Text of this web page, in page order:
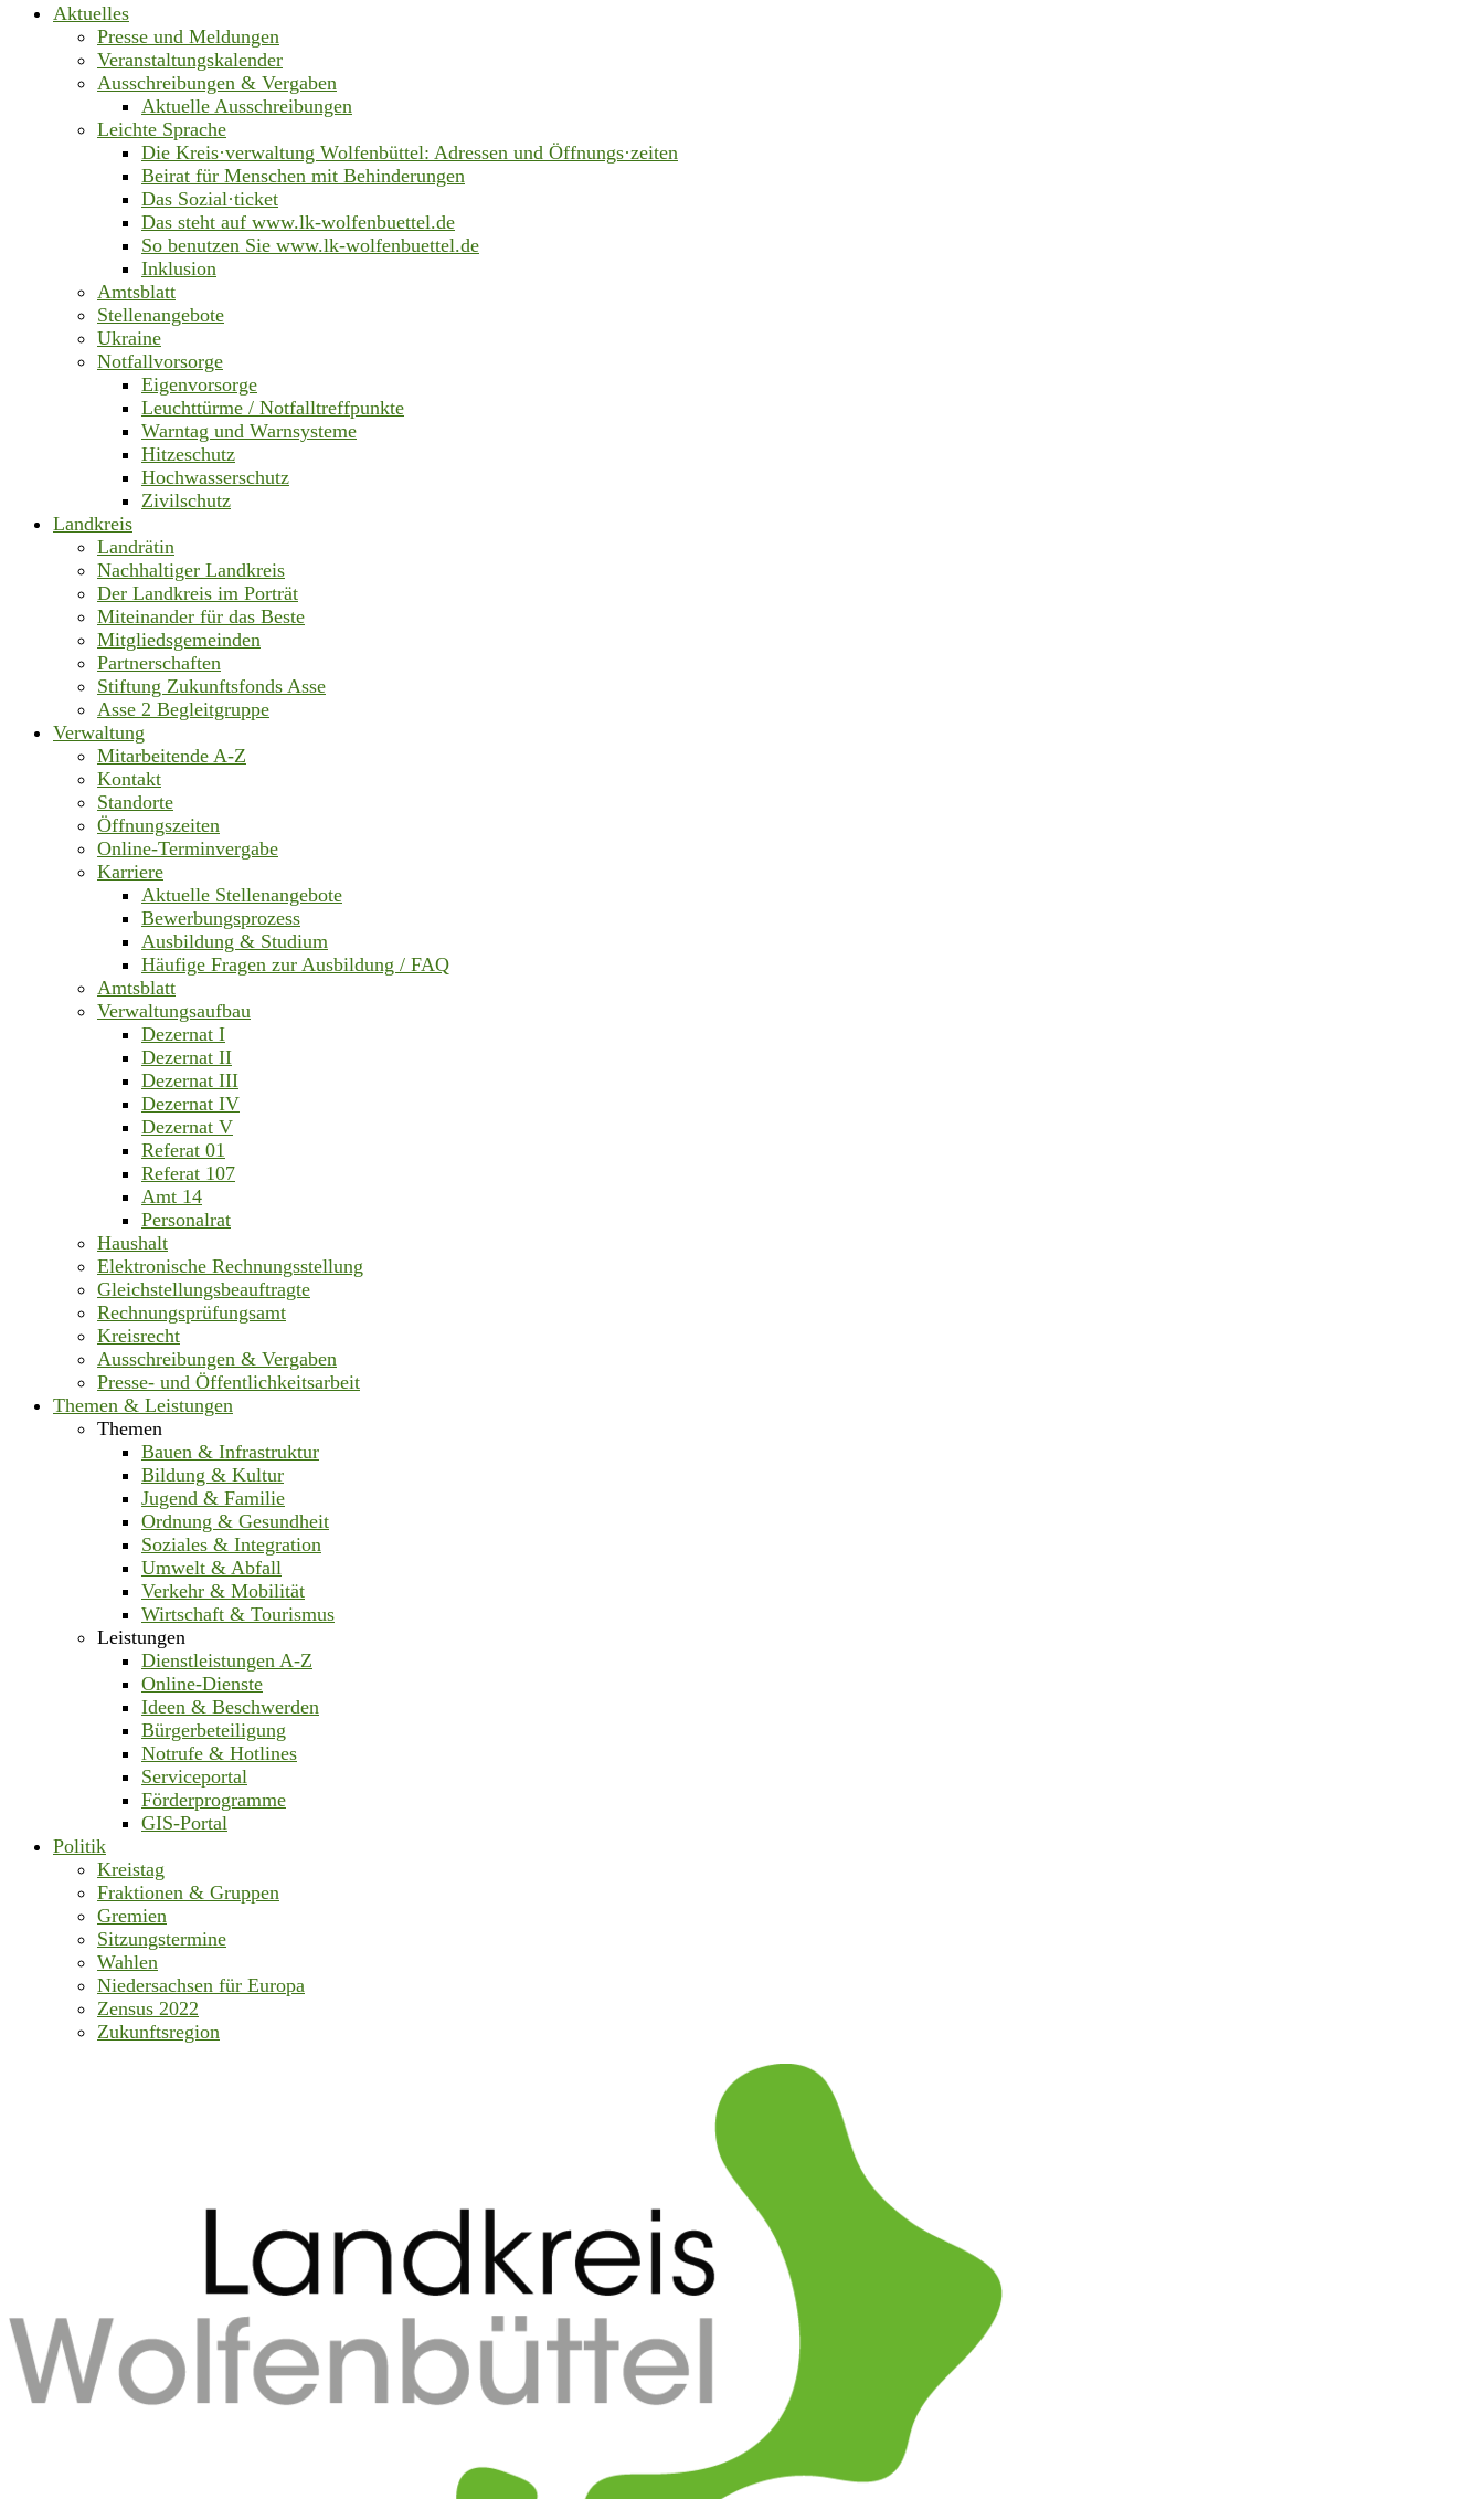
Aktuelles
Presse und Meldungen
Veranstaltungskalender
Ausschreibungen & Vergaben
Aktuelle Ausschreibungen
Leichte Sprache
Die Kreis·verwaltung Wolfenbüttel: Adressen und Öffnungs·zeiten
Beirat für Menschen mit Behinderungen
Das Sozial·ticket
Das steht auf www.lk-wolfenbuettel.de
So benutzen Sie www.lk-wolfenbuettel.de
Inklusion
Amtsblatt
Stellenangebote
Ukraine
Notfallvorsorge
Eigenvorsorge
Leuchttürme / Notfalltreffpunkte
Warntag und Warnsysteme
Hitzeschutz
Hochwasserschutz
Zivilschutz
Landkreis
Landrätin
Nachhaltiger Landkreis
Der Landkreis im Porträt
Miteinander für das Beste
Mitgliedsgemeinden
Partnerschaften
Stiftung Zukunftsfonds Asse
Asse 2 Begleitgruppe
Verwaltung
Mitarbeitende A-Z
Kontakt
Standorte
Öffnungszeiten
Online-Terminvergabe
Karriere
Aktuelle Stellenangebote
Bewerbungsprozess
Ausbildung & Studium
Häufige Fragen zur Ausbildung / FAQ
Amtsblatt
Verwaltungsaufbau
Dezernat I
Dezernat II
Dezernat III
Dezernat IV
Dezernat V
Referat 01
Referat 107
Amt 14
Personalrat
Haushalt
Elektronische Rechnungsstellung
Gleichstellungsbeauftragte
Rechnungsprüfungsamt
Kreisrecht
Ausschreibungen & Vergaben
Presse- und Öffentlichkeitsarbeit
Themen & Leistungen
Themen
Bauen & Infrastruktur
Bildung & Kultur
Jugend & Familie
Ordnung & Gesundheit
Soziales & Integration
Umwelt & Abfall
Verkehr & Mobilität
Wirtschaft & Tourismus
Leistungen
Dienstleistungen A-Z
Online-Dienste
Ideen & Beschwerden
Bürgerbeteiligung
Notrufe & Hotlines
Serviceportal
Förderprogramme
GIS-Portal
Politik
Kreistag
Fraktionen & Gruppen
Gremien
Sitzungstermine
Wahlen
Niedersachsen für Europa
Zensus 2022
Zukunftsregion